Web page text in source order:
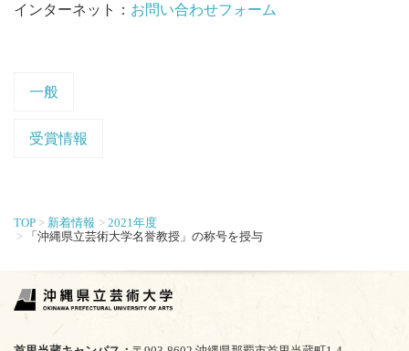
インターネット： お問い合わせフォーム
一般
受賞情報
TOP 新着情報
2021年度
「沖縄県立芸術大学名誉教授」の称号を授与